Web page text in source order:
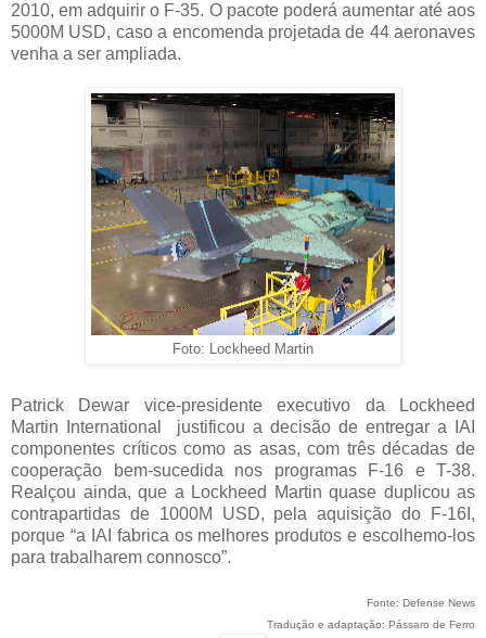
2010, em adquirir o F-35. O pacote poderá aumentar até aos
5000M USD, caso a encomenda projetada de 44 aeronaves
venha a ser ampliada.
Foto: Lockheed Martin
Patrick Dewar vice-presidente executivo da Lockheed
Martin International justificou a decisão de entregar a IAI
componentes críticos como as asas, com três décadas de
cooperação bem-sucedida nos programas F-16 e T-38.
Realçou ainda, que a Lockheed Martin quase duplicou as
contrapartidas de 1000M USD, pela aquisição do F-16I,
porque “a IAI fabrica os melhores produtos e escolhemo-los
para trabalharem connosco”.
Fonte: Defense News
Tradução e adaptação: Pássaro de Ferro